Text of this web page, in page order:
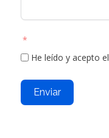
He leído y acepto el
Enviar